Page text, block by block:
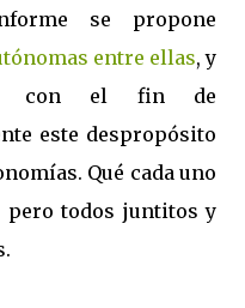
se propone
entre ellas, y
con el fin de
este despropósito
Qué cada uno
pero todos juntitos y